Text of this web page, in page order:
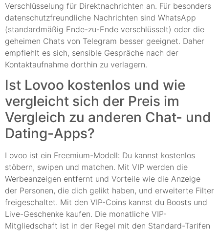
Verschlüsselung für Direktnachrichten an. Für besonders
datenschutzfreundliche Nachrichten sind WhatsApp
(standardmäßig Ende-zu-Ende verschlüsselt) oder die
geheimen Chats von Telegram besser geeignet. Daher
empfiehlt es sich, sensible Gespräche nach der
Kontaktaufnahme dorthin zu verlagern.
Ist Lovoo kostenlos und wie
vergleicht sich der Preis im
Vergleich zu anderen Chat- und
Dating-Apps?
Lovoo ist ein Freemium-Modell: Du kannst kostenlos
stöbern, swipen und matchen. Mit VIP werden die
Werbeanzeigen entfernt und Vorteile wie die Anzeige
der Personen, die dich gelikt haben, und erweiterte Filter
freigeschaltet. Mit den VIP-Coins kannst du Boosts und
Live-Geschenke kaufen. Die monatliche VIP-
Mitgliedschaft ist in der Regel mit den Standard-Tarifen